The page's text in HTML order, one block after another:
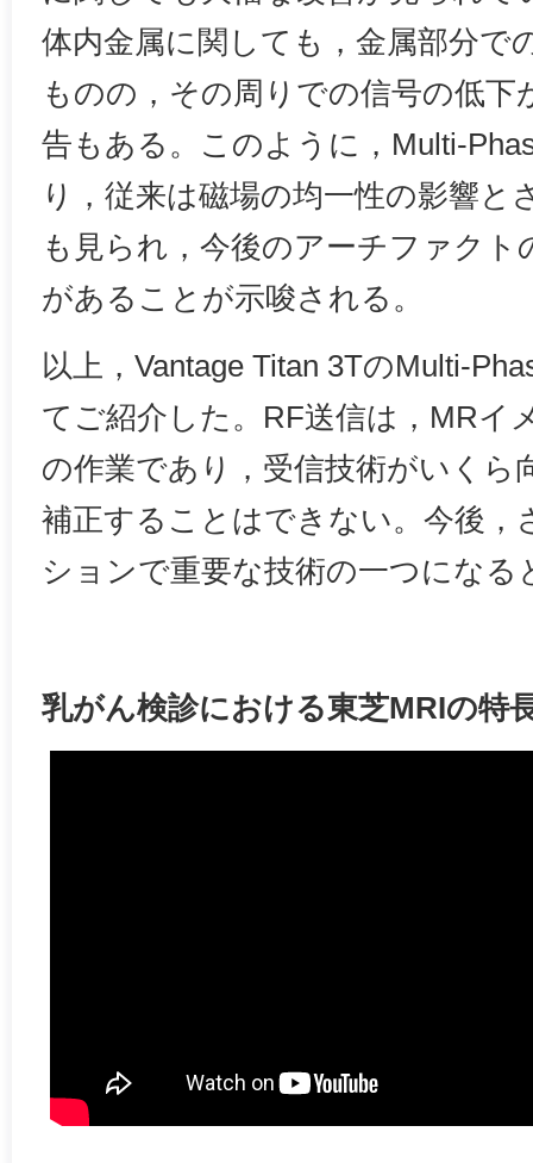
体内金属に関しても，金属部分で
ものの，その周りでの信号の低下
告もある。このように，Multi-
り，従来は磁場の均一性の影響と
も見られ，今後のアーチファクト
があることが示唆される。
以上，Vantage Titan 3TのMulti-
てご紹介した。RF送信は，MRイ
の作業であり，受信技術がいくら
補正することはできない。今後，
ションで重要な技術の一つになる
乳がん検診における東芝MRIの特